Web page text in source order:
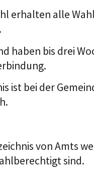
erhalten alle
haben bis drei
ist bei der
von Amts
sind.